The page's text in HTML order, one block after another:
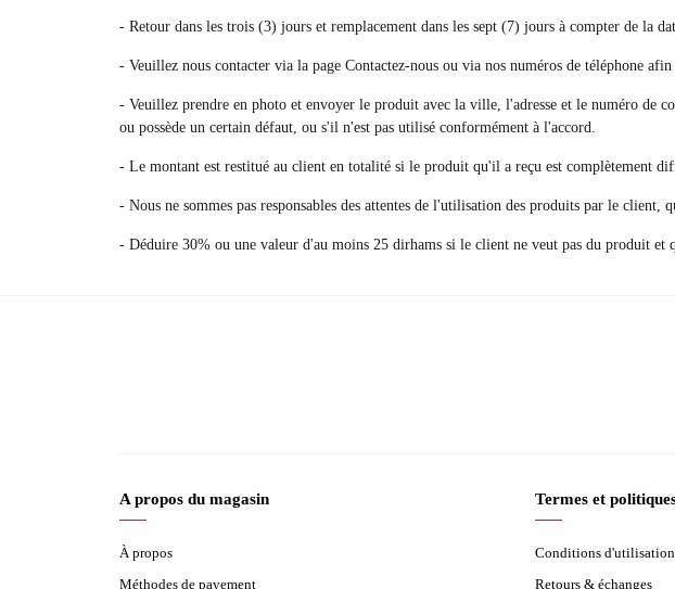
- Retour dans les trois (3) jours et remplacement dans les sept (7) jours à compter de la
- Veuillez nous contacter via la page Contactez-nous ou via nos numéros de téléphone
- Veuillez prendre en photo et envoyer le produit avec la ville, l'adresse et le numéro de
ou possède un certain défaut, ou s'il n'est pas utilisé conformément à l'accord.
- Le montant est restitué au client en totalité si le produit qu'il a reçu est complètement
- Nous ne sommes pas responsables des attentes de l'utilisation des produits par le client,
- Déduire 30% ou une valeur d'au moins 25 dirhams si le client ne veut pas du produit et
A propos du magasin
À propos
Méthodes de payement
Termes et
Conditions d'utilisation
Retours & échanges